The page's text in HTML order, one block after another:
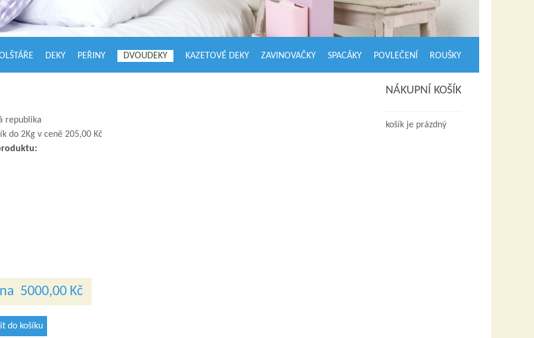
DEKY PEŘINY DVOUDEKY KAZETOVÉ DEKY ZAVINOVAČKY SPACÁKY POVLEČENÍ ROUŠKY
republika
do 2Kg v ceně 205,00 Kč
5000,00 Kč
NÁKUPNÍ KOŠÍK
košík je prázdný